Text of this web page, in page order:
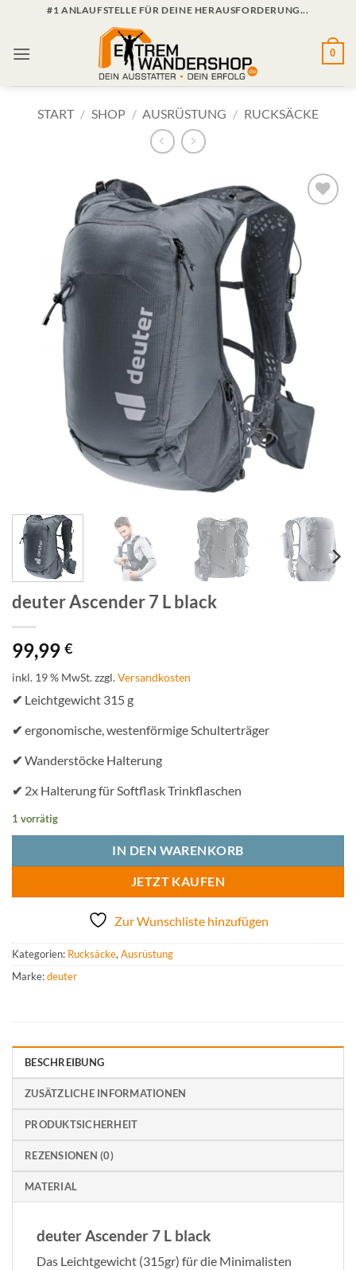
#1 ANLAUFSTELLE FÜR DEINE HERAUSFORDERUNG...
0
START / SHOP / AUSRÜSTUNG / RUCKSÄCKE
Wunschliste
hinzufügen
deuter Ascender 7 L black
99,99 €
inkl. 19 % MwSt.zzgl.Versandkosten
✔ Leichtgewicht 315 g
✔ ergonomische, westenförmige Schulterträger
✔ Wanderstöcke Halterung
✔ 2x Halterung für Softflask Trinkflaschen
1 vorrätig
IN DEN WARENKORB
JETZT KAUFEN
Zur Wunschliste hinzufügen
Kategorien: Rucksäcke, Ausrüstung
Marke:deuter
BESCHREIBUNG
ZUSÄTZLICHE INFORMATIONEN
PRODUKTSICHERHEIT
REZENSIONEN (0)
MATERIAL
deuter Ascender 7 L black
Das Leichtgewicht (315gr) für die Minimalisten